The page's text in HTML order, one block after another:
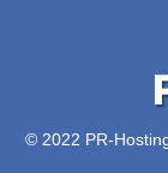
© 2022 PR-